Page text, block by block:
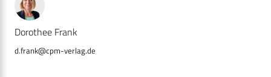
Dorothee Frank
d.frank@cpm-verlag.de